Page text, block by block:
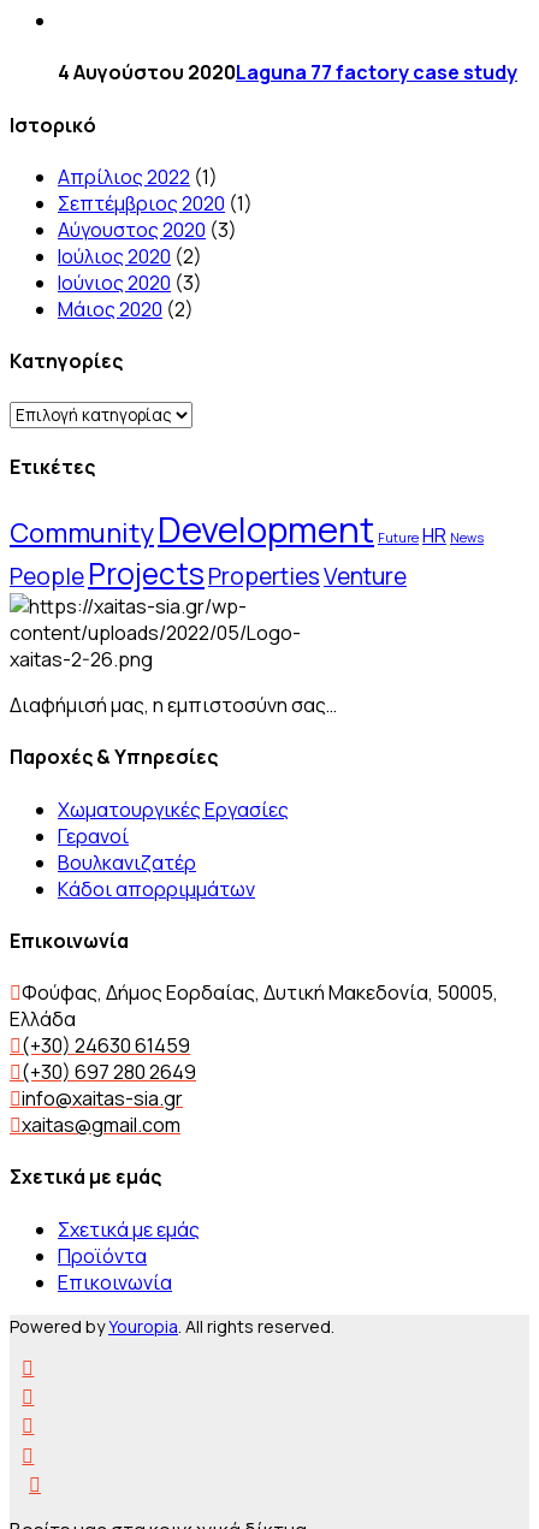
4 Αυγούστου 2020Laguna 77 factory case study
Ιστορικό
Απρίλιος 2022 (1)
Σεπτέμβριος 2020 (1)
Αύγουστος 2020 (3)
Ιούλιος 2020 (2)
Ιούνιος 2020 (3)
Μάιος 2020 (2)
Kατηγορίες
Kατηγορίες
Ετικέτες
CommunityDevelopment Future HR News
PeopleProjectsPropertiesVenture
Διαφήμισή μας, η εμπιστοσύνη σας…
Παροχές & Υπηρεσίες
Χωματουργικές Εργασίες
Γερανοί
Βουλκανιζατέρ
Kάδοι απορριμμάτων
Επικοινωνία
Φούφας, Δήμος Εορδαίας, Δυτική Μακεδονία, 50005,
Ελλάδα
(+30) 24630 61459
(+30) 697 280 2649
info@xaitas-sia.gr
xaitas@gmail.com
Σχετικά με εμάς
Σχετικά με εμάς
Προϊόντα
Επικοινωνία
Powered byYouropia . All rights reserved.